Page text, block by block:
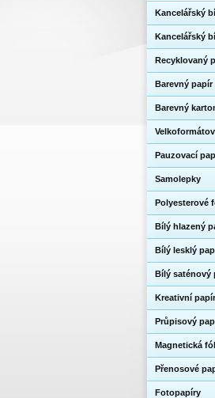
Kancelářský
Kancelářský
Recyklovaný
Barevný papír
Barevný
Pauzovací
Samolepky
Polyesterové
Bílý hlazený
Bílý lesklý
Bílý saténový
Kreativní
Průpisový
Magnetická
Přenosové
Fotopapíry